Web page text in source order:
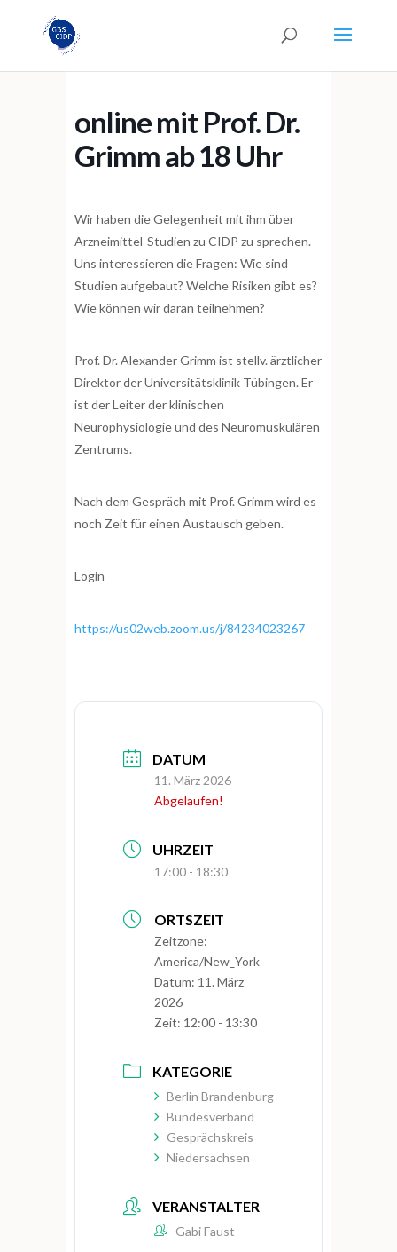
online mit Prof. Dr.
Grimm ab 18 Uhr
Wir haben die Gelegenheit mit ihm über
Arzneimittel-Studien zu CIDP zu sprechen.
Uns interessieren die Fragen: Wie sind
Studien aufgebaut? Welche Risiken gibt es?
Wie können wir daran teilnehmen?
Prof. Dr. Alexander Grimm ist stellv. ärztlicher
Direktor der Universitätsklinik Tübingen. Er
ist der Leiter der klinischen
Neurophysiologie und des Neuromuskulären
Zentrums.
Nach dem Gespräch mit Prof. Grimm wird es
noch Zeit für einen Austausch geben.
Login
https://us02web.zoom.us/j/84234023267
DATUM
11. März 2026
Abgelaufen!
UHRZEIT
17:00 - 18:30
ORTSZEIT
Zeitzone:
America/New_York
Datum: 11. März
2026
Zeit: 12:00 - 13:30
KATEGORIE
Berlin Brandenburg
Bundesverband
Gesprächskreis
Niedersachsen
VERANSTALTER
Gabi Faust